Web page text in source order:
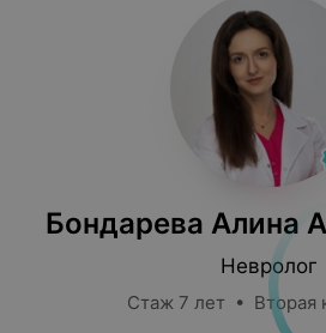
Бондарева Алина
Невролог
Стаж 7 лет • Вторая